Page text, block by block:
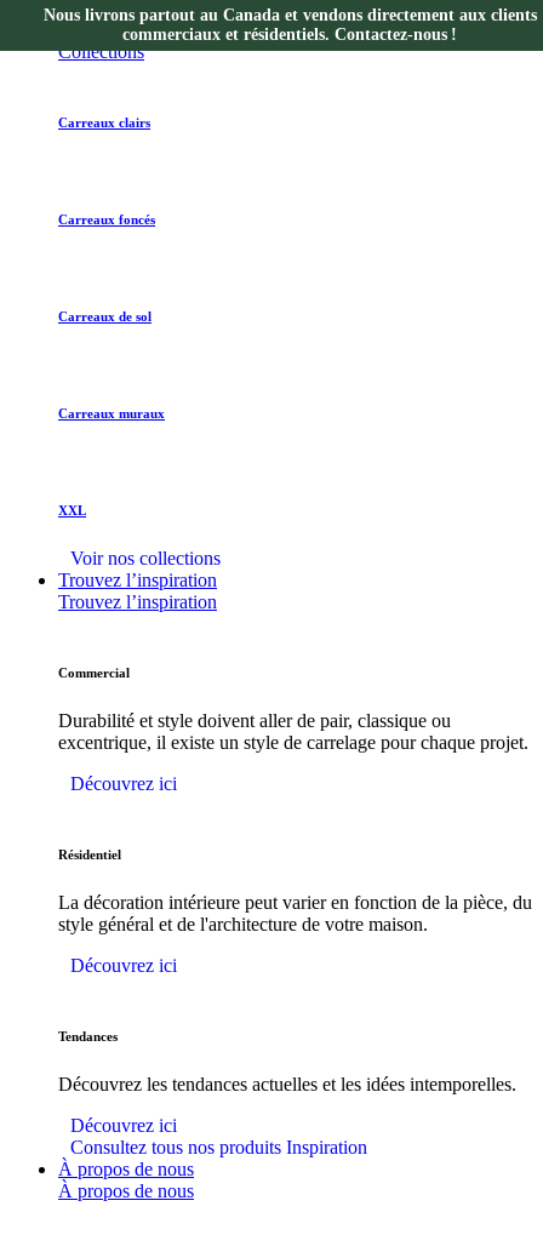
Nous livrons partout au Canada et vendons directement aux clients
commerciaux et résidentiels. Contactez-nous !
Collections
Collections
Carreaux clairs
Carreaux foncés
Carreaux de sol
Carreaux muraux
XXL
Voir nos collections
Trouvez l’inspiration
Trouvez l’inspiration
Commercial
Durabilité et style doivent aller de pair, classique ou
excentrique, il existe un style de carrelage pour chaque projet.
Découvrez ici
Résidentiel
La décoration intérieure peut varier en fonction de la pièce, du
style général et de l'architecture de votre maison.
Découvrez ici
Tendances
Découvrez les tendances actuelles et les idées intemporelles.
Découvrez ici
Consultez tous nos produits Inspiration
À propos de nous
À propos de nous